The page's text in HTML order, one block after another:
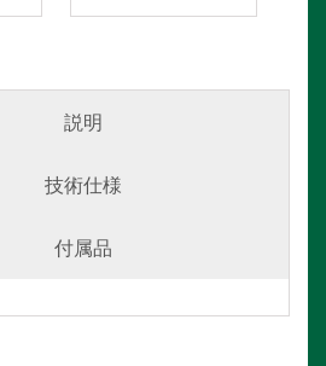
説明
技術仕様
付属品